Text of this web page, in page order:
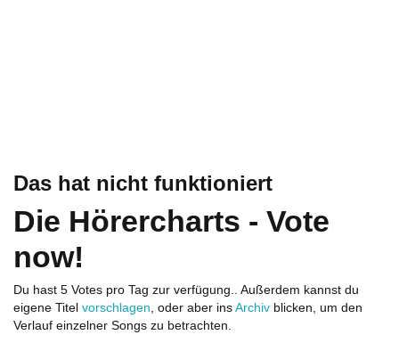
Das hat nicht funktioniert
Die Hörercharts - Vote
now!
Du hast 5 Votes pro Tag zur verfügung.. Außerdem kannst du
eigene Titel vorschlagen, oder aber ins Archiv blicken, um den
Verlauf einzelner Songs zu betrachten.